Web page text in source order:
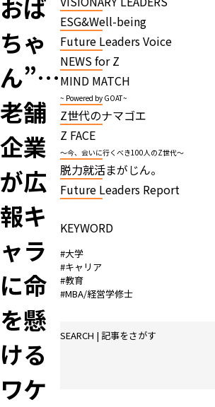
おば
ちゃ
ん”…
老舗
企業
が広
報キ
ャラ
に命
を懸
ける
ワケ
ESG&Well-being
Future Leaders Voice
NEWS for Z
MIND MATCH
~ Powered by GOAT~
Z世代のナマゴエ
Z FACE
～今、会いに行くべき100人のZ世代～
脱力就活まがじん。
Future Leaders Report
KEYWORD
#大学
#キャリア
#教育
#MBA/経営学修士
SEARCH | 記事をさがす